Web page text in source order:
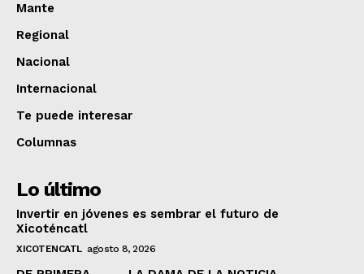
Mante
Regional
Nacional
Internacional
Te puede interesar
Columnas
Lo último
Invertir en jóvenes es sembrar el futuro de
Xicoténcatl
XICOTENCATL agosto 8, 2026